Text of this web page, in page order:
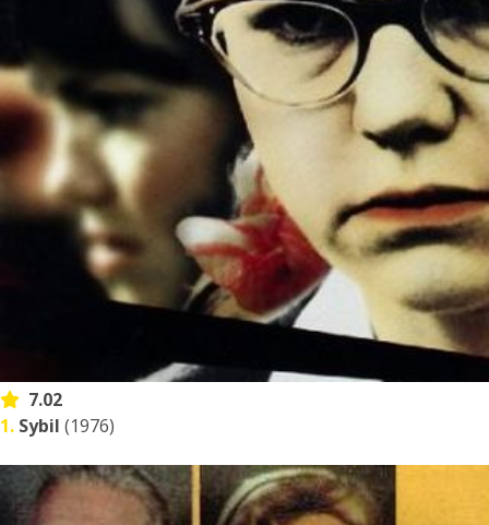
7.02
1. Sybil (1976)